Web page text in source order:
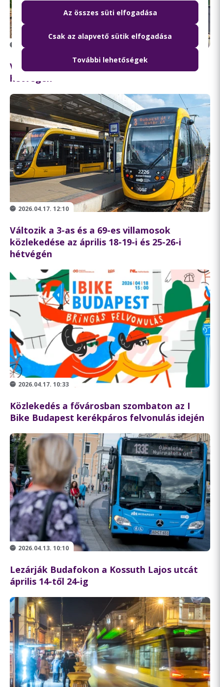
2026.04.17. 13:08
Változik a H5-ös HÉV közlekedése ezen a
hétvégén
2026.04.17. 12:10
Változik a 3-as és a 69-es villamosok
közlekedése az április 18-19-i és 25-26-i
hétvégén
2026.04.17. 10:33
Közlekedés a fővárosban szombaton az I
Bike Budapest kerékpáros felvonulás idején
2026.04.13. 10:10
Lezárják Budafokon a Kossuth Lajos utcát
április 14-től 24-ig
Az összes süti elfogadása
Csak az alapvető sütik elfogadása
További lehetőségek